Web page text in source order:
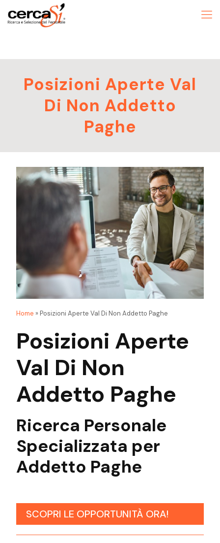
Posizioni Aperte Val
Di Non Addetto
Paghe
Home »Posizioni Aperte Val Di Non Addetto Paghe
Posizioni Aperte
Val Di Non
Addetto Paghe
Ricerca Personale
Specializzata per
Addetto Paghe
SCOPRI LE OPPORTUNITÀ ORA!